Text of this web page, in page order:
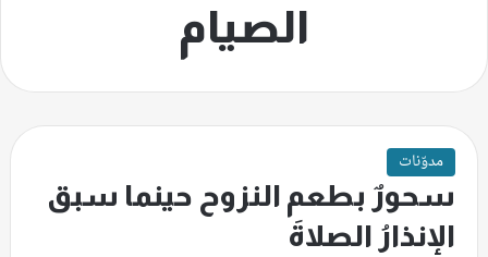
الصيام
مدوّنات
سحورٌ بطعم النزوح حينما سبق
الإنذارُ الصلاةَ